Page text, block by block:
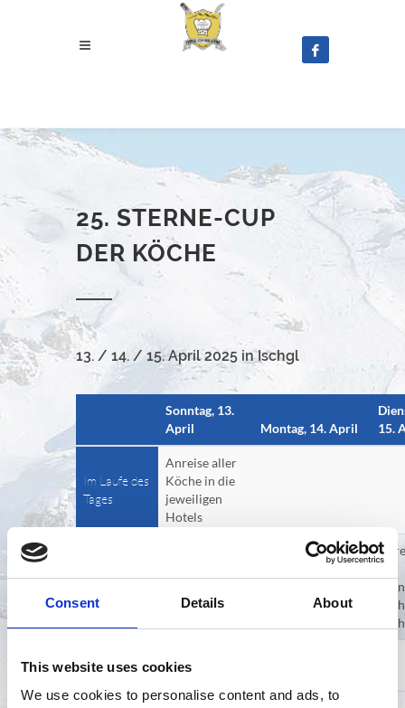
Consent Details About
This website uses cookies
We use cookies to personalise content and ads, to
25. STERNE-CUP
DER KÖCHE
13. / 14. / 15. April 2025 in Ischgl
Sonntag, 13.
April
Montag, 14. April
15.
Im Laufe des
Tages
Anreise aller
Köche in die
jeweiligen
Hotels
Skipässe
09:15